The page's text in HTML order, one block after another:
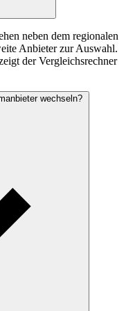
neben dem regionalen
Anbieter zur Auswahl.
der Vergleichsrechner
wechseln?